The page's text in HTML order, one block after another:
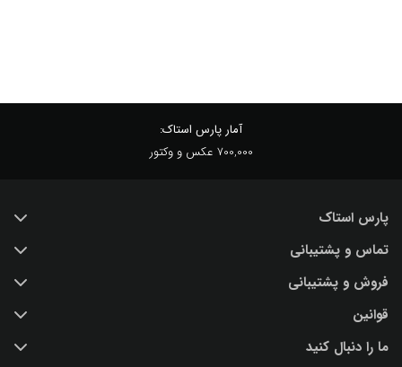
آمار پارس استاک:
700,000 عکس و وکتور
پارس استاک
خرید عکس با کیفیت
درباره ما
پرسش و پاسخ
اشتراک / تمدید
تماس و پشتیبانی
تماس با ما
فروش و پشتیبانی
(IR) 021 28428845
support@parsstock.ir
قوانین
شرایط استفاده از وب سایت
ما را دنبال کنید